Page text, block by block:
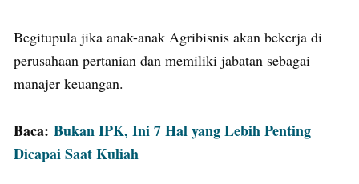
Begitupula jika anak-anak Agribisnis akan bekerja di
perusahaan pertanian dan memiliki jabatan sebagai
manajer keuangan.
Baca: Bukan IPK, Ini 7 Hal yang Lebih Penting
Dicapai Saat Kuliah